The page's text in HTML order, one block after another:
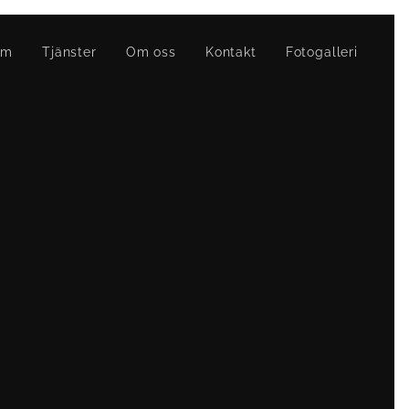
Tjänster Om oss Kontakt Fotogalleri